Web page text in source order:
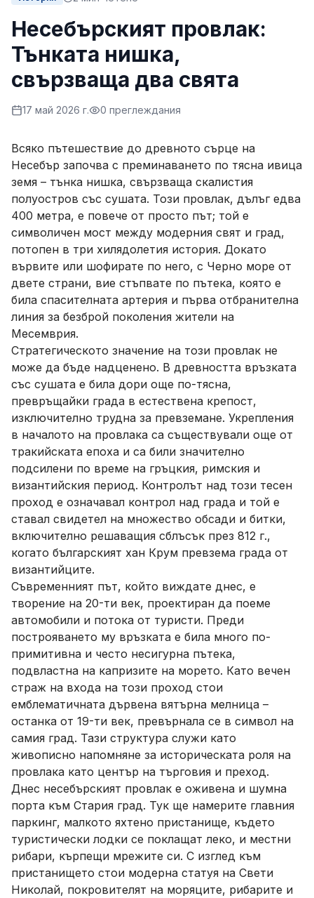
Несебърският провлак:
Тънката нишка,
свързваща два свята
17 май 2026 г. 0 преглеждания
Всяко пътешествие до древното сърце на
Несебър започва с преминаването по тясна ивица
земя – тънка нишка, свързваща скалистия
полуостров със сушата. Този провлак, дълъг едва
400 метра, е повече от просто път; той е
символичен мост между модерния свят и град,
потопен в три хилядолетия история. Докато
вървите или шофирате по него, с Черно море от
двете страни, вие стъпвате по пътека, която е
била спасителната артерия и първа отбранителна
линия за безброй поколения жители на
Месемврия.
Стратегическото значение на този провлак не
може да бъде надценено. В древността връзката
със сушата е била дори още по-тясна,
превръщайки града в естествена крепост,
изключително трудна за превземане. Укрепления
в началото на провлака са съществували още от
тракийската епоха и са били значително
подсилени по време на гръцкия, римския и
византийския период. Контролът над този тесен
проход е означавал контрол над града и той е
ставал свидетел на множество обсади и битки,
включително решаващия сблъсък през 812 г.,
когато българският хан Крум превзема града от
византийците.
Съвременният път, който виждате днес, е
творение на 20-ти век, проектиран да поеме
автомобили и потока от туристи. Преди
построяването му връзката е била много по-
примитивна и често несигурна пътека,
подвластна на капризите на морето. Като вечен
страж на входа на този проход стои
емблематичната дървена вятърна мелница –
останка от 19-ти век, превърнала се в символ на
самия град. Тази структура служи като
живописно напомняне за историческата роля на
провлака като център на търговия и преход.
Днес несебърският провлак е оживена и шумна
порта към Стария град. Тук ще намерите главния
паркинг, малкото яхтено пристанище, където
туристически лодки се поклащат леко, и местни
рибари, кърпещи мрежите си. С изглед към
пристанището стои модерна статуя на Свети
Николай, покровителят на моряците, рибарите и